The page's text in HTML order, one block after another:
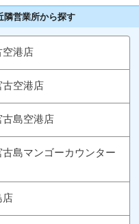
隣営業所から探す
空港店
古空港店
古島空港店
島マンゴーカウンター
店